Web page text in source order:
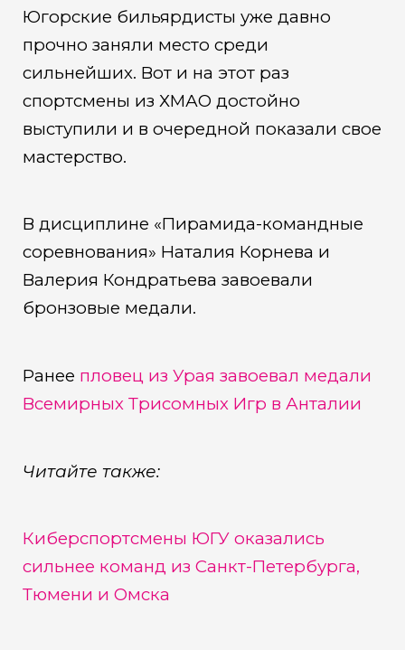
Югорские бильярдисты уже давно
прочно заняли место среди
сильнейших. Вот и на этот раз
спортсмены из ХМАО достойно
выступили и в очередной показали свое
мастерство.
В дисциплине «Пирамида-командные
соревнования» Наталия Корнева и
Валерия Кондратьева завоевали
бронзовые медали.
Ранее пловец из Урая завоевал медали
Всемирных Трисомных Игр в Анталии
Читайте также:
Киберспортсмены ЮГУ оказались
сильнее команд из Санкт-Петербурга,
Тюмени и Омска